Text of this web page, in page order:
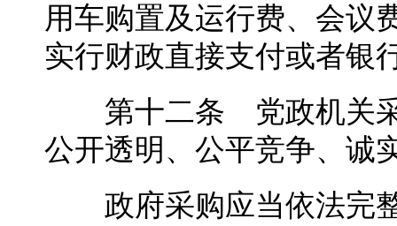
用车购置及运行费、会议
实行财政直接支付或者银
第十二条 党政机关采
公开透明、公平竞争、诚
政府采购应当依法完整